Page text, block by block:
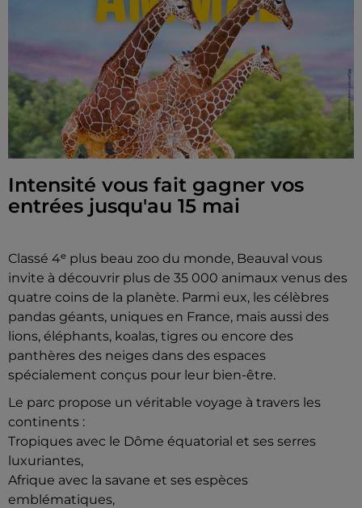
Intensité vous fait gagner vos
entrées jusqu'au 15 mai
Classé 4ᵉ plus beau zoo du monde, Beauval vous
invite à découvrir plus de 35 000 animaux venus des
quatre coins de la planète. Parmi eux, les célèbres
pandas géants, uniques en France, mais aussi des
lions, éléphants, koalas, tigres ou encore des
panthères des neiges dans des espaces
spécialement conçus pour leur bien-être.
Le parc propose un véritable voyage à travers les
continents :
Tropiques avec le Dôme équatorial et ses serres
luxuriantes,
Afrique avec la savane et ses espèces
emblématiques,